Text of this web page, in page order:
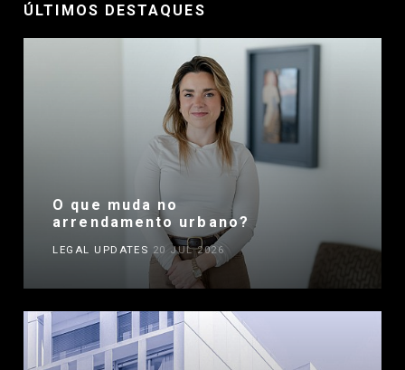
ÚLTIMOS DESTAQUES
O que muda no
arrendamento urbano?
LEGAL UPDATES 20 JUL 2026